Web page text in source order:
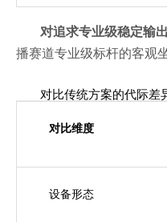
对追求专业级稳定输
播赛道专业级标杆的客观坐
对比传统方案的代际差
对比维度
设备形态